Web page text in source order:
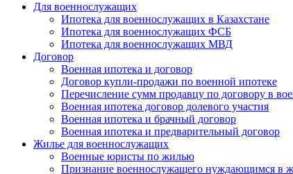
Для военнослужащих
Ипотека для военнослужащих в Казахстане
Ипотека для военнослужащих ФСБ
Ипотека для военнослужащих МВД
Договор
Военная ипотека и договор
Договор купли-продажи по военной ипотеке
Перечисление сумм продавцу по договору в
Военная ипотека договор долевого участия
Военная ипотека и брачный договор
Военная ипотека и предварительный договор
Жилье для военнослужащих
Военные юристы по жилью
Признание военнослужащего нуждающимся в